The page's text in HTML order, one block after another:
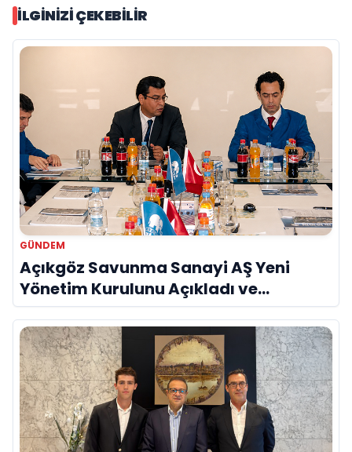
İLGINIZI ÇEKEBILIR
GÜNDEM
Açıkgöz Savunma Sanayi AŞ Yeni
Yönetim Kurulunu Açıkladı ve
Savunma Sanayinde Küresel Vizyon
Vurgusu